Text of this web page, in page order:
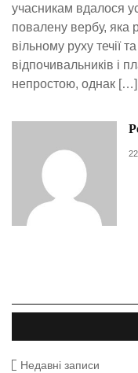
учасникам вдалося
повалену вербу, яка
вільному руху течії
відпочивальників і
непростою, однак […]
Недавні записи